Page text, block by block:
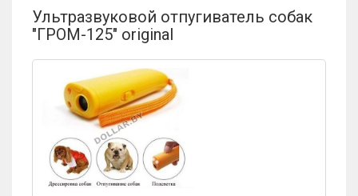
Ультразвуковой отпугиватель собак
"ГРОМ-125" original